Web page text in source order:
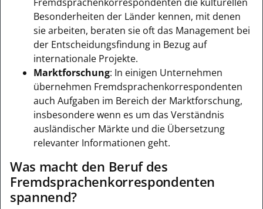
Besonderheiten der Länder kennen, mit denen
sie arbeiten, beraten sie oft das Management bei
der Entscheidungsfindung in Bezug auf
internationale Projekte.
Marktforschung: In einigen Unternehmen
übernehmen Fremdsprachenkorrespondenten
auch Aufgaben im Bereich der Marktforschung,
insbesondere wenn es um das Verständnis
ausländischer Märkte und die Übersetzung
relevanter Informationen geht.
Was macht den Beruf des
Fremdsprachenkorrespondenten
spannend?